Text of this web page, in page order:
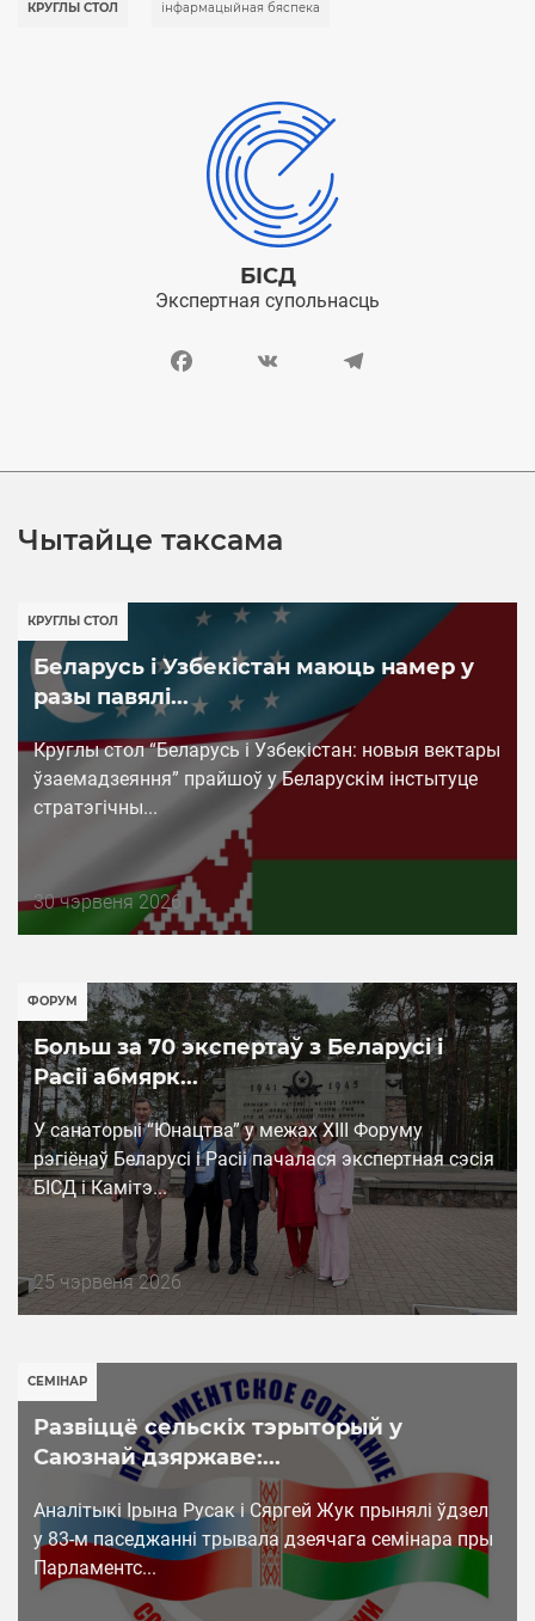
КРУГЛЫ СТОЛ інфармацыйная бяспека
БІСД
Экспертная супольнасць
Facebook VK Telegram
Чытайце таксама
КРУГЛЫ СТОЛ
Беларусь і Узбекістан маюць намер у
разы павялі...
Круглы стол “Беларусь і Узбекістан: новыя вектары
ўзаемадзеяння” прайшоў у Беларускім інстытуце
стратэгічны...
Дата
публикации
30 чэрвеня 2026
ФОРУМ
Больш за 70 экспертаў з Беларусі і
Расіі абмярк...
У санаторыі “Юнацтва” у межах XIII Форуму
рэгіёнаў Беларусі і Расіі пачалася экспертная сэсія
БІСД і Камітэ...
Дата
публикации
25 чэрвеня 2026
СЕМІНАР
Развіццё сельскіх тэрыторый у
Саюзнай дзяржаве:...
Аналітыкі Ірына Русак і Сяргей Жук прынялі ўдзел
у 83-м паседжанні трывала дзеячага семінара пры
Парламентс...